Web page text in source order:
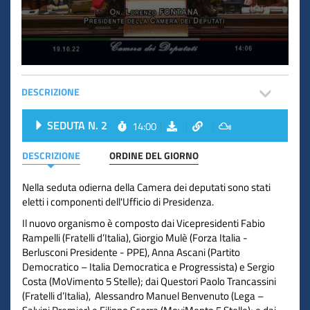
DESCRIZIONE
SEDUTA N. 2 14:00
DESCRIZIONE ORDINE DEL GIORNO
Nella seduta odierna della Camera dei deputati sono stati
eletti i componenti dell'Ufficio di Presidenza.
Il nuovo organismo è composto dai Vicepresidenti Fabio
Rampelli (Fratelli d’Italia), Giorgio Mulè (Forza Italia -
Berlusconi Presidente - PPE), Anna Ascani (Partito
Democratico – Italia Democratica e Progressista) e Sergio
Costa (MoVimento 5 Stelle); dai Questori Paolo Trancassini
(Fratelli d’Italia), Alessandro Manuel Benvenuto (Lega –